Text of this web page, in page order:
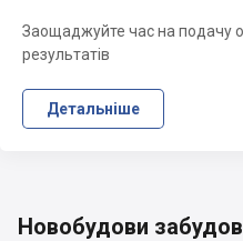
Заощаджуйте час на подачу
результатів
Детальніше
Новобудови